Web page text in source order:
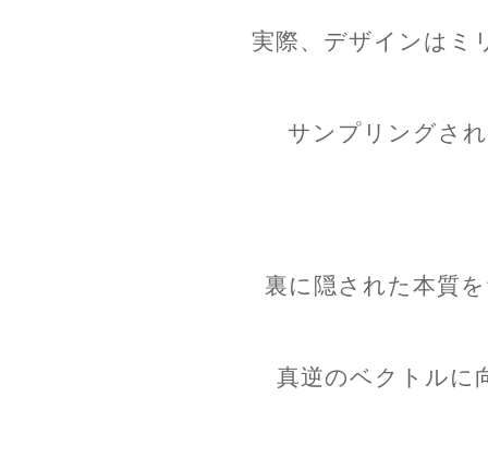
実際、デザインはミ
サンプリングさ
裏に隠された本質
真逆のベクトルに